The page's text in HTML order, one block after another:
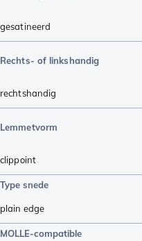
gesatineerd
Rechts- of linkshandig
rechtshandig
Lemmetvorm
clippoint
Type snede
plain edge
MOLLE-compatible